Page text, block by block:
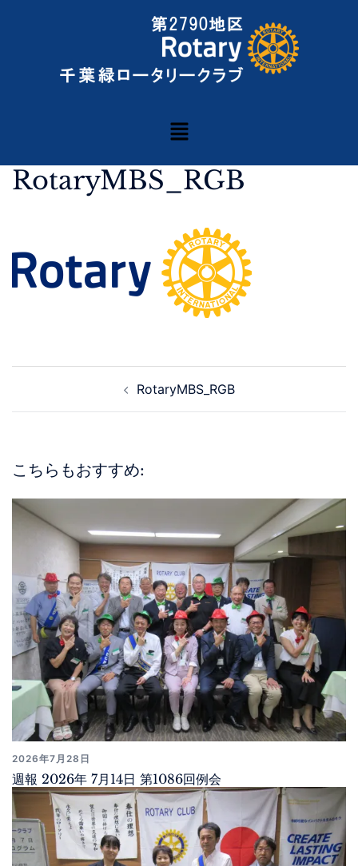
RotaryMBS_RGB
RotaryMBS_RGB
こちらもおすすめ:
2026年7月28日
週報 2026年 7月14日 第1086回例会